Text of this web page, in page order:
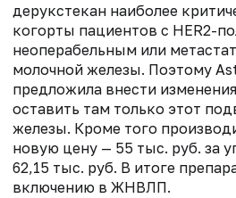
дерукстекан наиболее
когорты пациентов с HER2-
неоперабельным или
молочной железы. Поэтому
предложила внести
оставить там только этот
железы. Кроме того
новую цену — 55 тыс. руб. за
62,15 тыс. руб. В итоге
включению в ЖНВЛП.